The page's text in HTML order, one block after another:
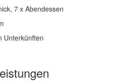
7 x Abendessen
Unterkünften